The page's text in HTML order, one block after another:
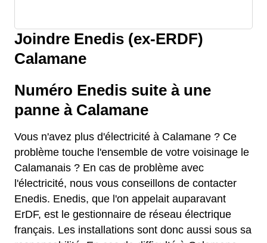
Joindre Enedis (ex-ERDF)
Calamane
Numéro Enedis suite à une
panne à Calamane
Vous n'avez plus d'électricité à Calamane ? Ce
problème touche l'ensemble de votre voisinage le
Calamanais ? En cas de problème avec
l'électricité, nous vous conseillons de contacter
Enedis. Enedis, que l'on appelait auparavant
ErDF, est le gestionnaire de réseau électrique
français. Les installations sont donc aussi sous sa